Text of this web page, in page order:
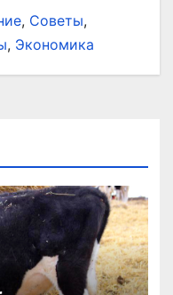
, Советы,
, Экономика